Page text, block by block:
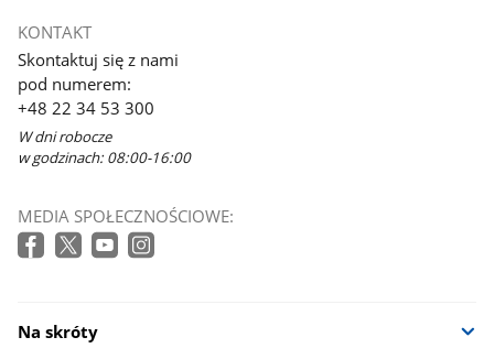
się
w
nowym
oknie
KONTAKT
Skontaktuj się z nami
pod numerem:
+48 22 34 53 300
W dni robocze
w godzinach: 08:00-16:00
MEDIA SPOŁECZNOŚCIOWE:
Na skróty